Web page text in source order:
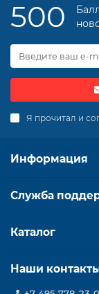
500
Я прочитал и
Информация
Служба
Каталог
Наши